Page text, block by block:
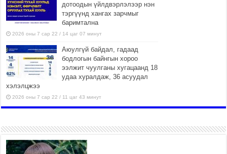
дотоодын үйлдвэрлэлээр нэн
тэргүүнд хангах зарчмыг
баримтална
2026 оны 7 сар 22 / 14 цаг 07 минут
Аюулгүй байдал, гадаад
бодлогын байнгын хороо
ээлжит чуулганы хугацаанд 18
удаа хуралдаж, 36 асуудал
хэлэлцжээ
2026 оны 7 сар 22 / 11 цаг 43 минут
боломжтой-Хүүхэд хөгжүүлэх
төв” байгуулах төсөлд төр,
хувийн хэвшлийн түншлэлийн хүрээнд хамтран